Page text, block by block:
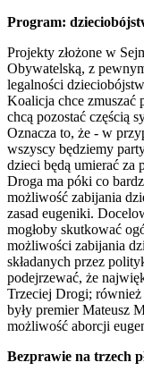
Program:
Projekty złożone w
Obywatelską, z
legalności
Koalicja chce zmuszać
chcą pozostać częścią
Oznacza to, że - w
wszyscy będziemy
dzieci będą umierać za
Droga ma póki co
możliwość zabijania
zasad eugeniki.
mogłoby skutkować
możliwości zabijania
składanych przez
podejrzewać, że
Trzeciej Drogi; również
były premier Mateusz
możliwość aborcji
Bezprawie na trzech